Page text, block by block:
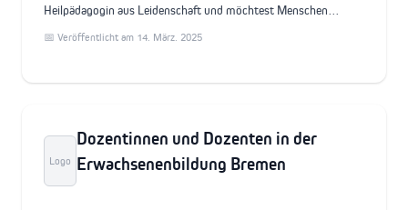
Heilpädagogin aus Leidenschaft und möchtest Menschen…
📅 Veröffentlicht am 14. März. 2025
Logo
Dozentinnen und Dozenten in der
Erwachsenenbildung Bremen